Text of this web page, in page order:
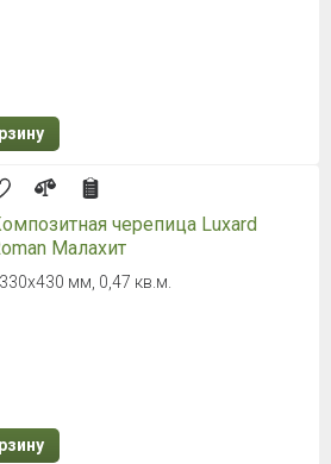
черепица Luxard
Малахит
мм, 0,47 кв.м.